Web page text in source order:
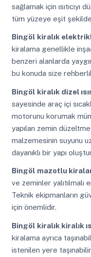
sağlamak için
tüm yüzeye eşit şekilde
Bingöl kiralık
kiralama genellikle
benzeri alanlarda
bu konuda size
Bingöl kiralık dizel
sayesinde araç içi
motorunu korumak
yapılan zemin
malzemesinin suyunu
dayanıklı bir yapı
Bingöl mazotlu
ve zeminler yalıtılmalı
Teknik ekipmanların
için önemlidir.
Bingöl kiralık kiralık
kiralama ayrıca
istenilen yere